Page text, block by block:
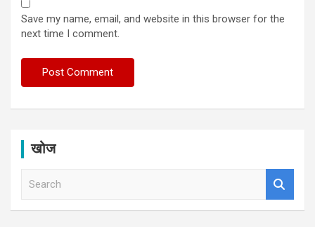
Save my name, email, and website in this browser for the
next time I comment.
खोज